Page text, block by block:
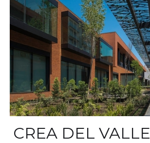
CREA DEL VALLE